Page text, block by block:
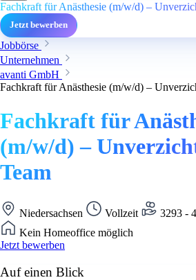
Fachkraft für Anästhesie (m/w/d) –
Jetzt bewerben
Jobbörse
Unternehmen
avanti GmbH
Fachkraft für Anästhesie (m/w/d) –
Fachkraft für
(m/w/d) –
Team
Niedersachsen Vollzeit
3293 -
Kein Homeoffice möglich
Jetzt bewerben
Auf einen Blick